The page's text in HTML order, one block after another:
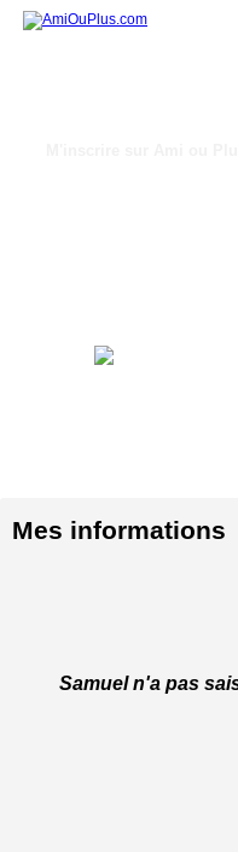
Mes informations
Samuel n'a pas